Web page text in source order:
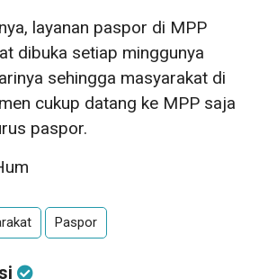
layanan paspor di MPP
dibuka setiap minggunya
sehingga masyarakat di
cukup datang ke MPP saja
paspor.
Paspor